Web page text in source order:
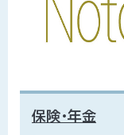
保険・年金